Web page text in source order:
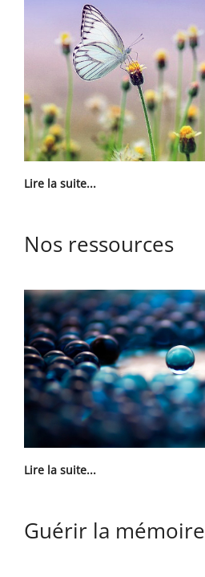
Lire la suite...
Nos ressources
Lire la suite...
Guérir la mémoire